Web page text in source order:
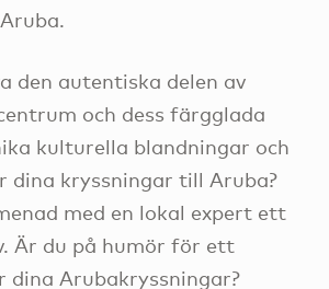
den autentiska delen av
och dess färgglada
kulturella blandningar och
dina kryssningar till Aruba?
med en lokal expert ett
Är du på humör för ett
dina Arubakryssningar?